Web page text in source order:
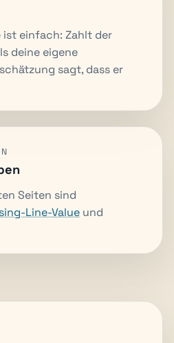
ist einfach: Zahlt der
deine eigene
sagt, dass er
Seiten sind
Line-Value und